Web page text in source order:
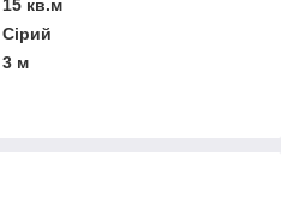
15 кв.м
Сірий
3 м